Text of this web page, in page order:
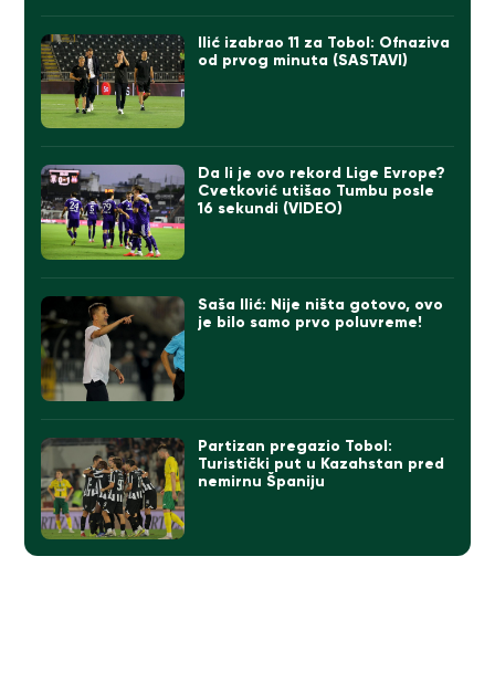
Ilić izabrao 11 za Tobol: Ofnaziva
od prvog minuta (SASTAVI)
Da li je ovo rekord Lige Evrope?
Cvetković utišao Tumbu posle
16 sekundi (VIDEO)
Saša Ilić: Nije ništa gotovo, ovo
je bilo samo prvo poluvreme!
Partizan pregazio Tobol:
Turistički put u Kazahstan pred
nemirnu Španiju